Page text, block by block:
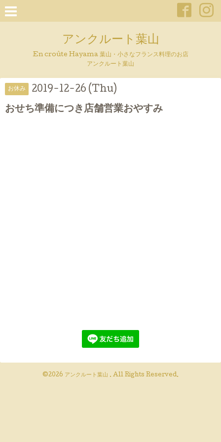
アンクルート葉山
En croûte Hayama 葉山・小さなフランス料理のお店
アンクルート葉山
お休み 2019-12-26 (Thu)
おせち準備につき店舗営業おやすみ
©2026 アンクルート葉山 . All Rights Reserved.